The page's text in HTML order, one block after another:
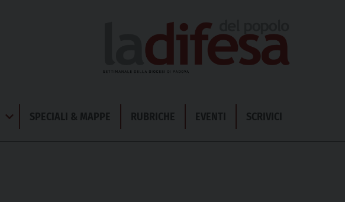
Apri
Menu
SPECIALI & MAPPE RUBRICHE EVENTI SCRIVICI